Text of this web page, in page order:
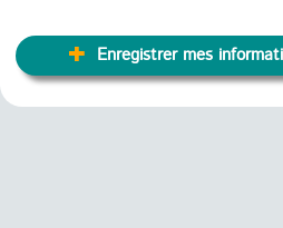
Enregistrer mes